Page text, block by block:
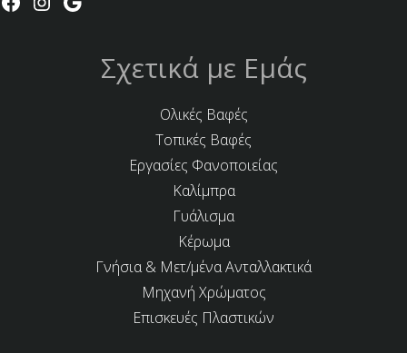
Σχετικά με Εμάς
Ολικές Βαφές
Τοπικές Βαφές
Εργασίες Φανοποιείας
Καλίμπρα
Γυάλισμα
Κέρωμα
Γνήσια & Μετ/μένα Ανταλλακτικά
Μηχανή Χρώματος
Επισκευές Πλαστικών